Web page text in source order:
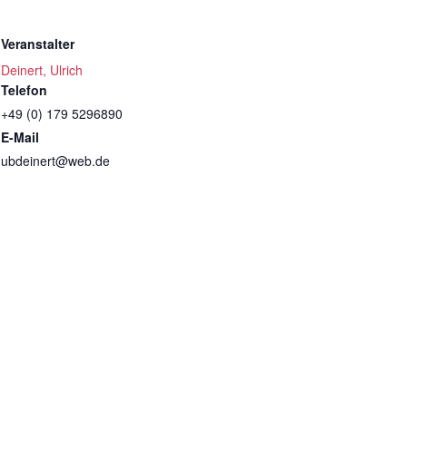
Veranstalter
Deinert, Ulrich
Telefon
+49 (0) 179 5296890
E-Mail
ubdeinert@web.de